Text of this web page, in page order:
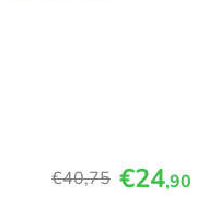
€40,75 €24,90